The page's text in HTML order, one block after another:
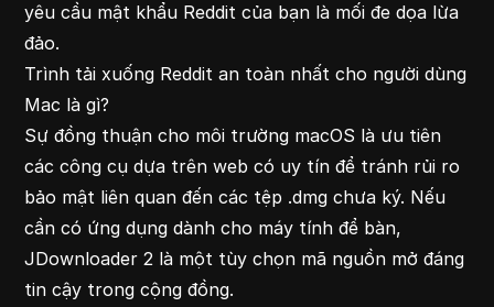
yêu cầu mật khẩu Reddit của bạn là mối đe dọa lừa
đảo.
Trình tải xuống Reddit an toàn nhất cho người dùng
Mac là gì?
Sự đồng thuận cho môi trường macOS là ưu tiên
các công cụ dựa trên web có uy tín để tránh rủi ro
bảo mật liên quan đến các tệp .dmg chưa ký. Nếu
cần có ứng dụng dành cho máy tính để bàn,
JDownloader 2 là một tùy chọn mã nguồn mở đáng
tin cậy trong cộng đồng.